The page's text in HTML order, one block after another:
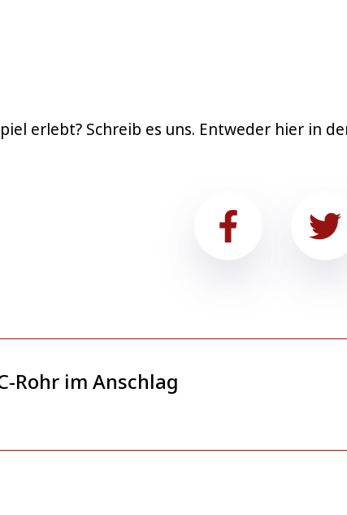
erlebt? Schreib es uns. Entweder hier in
Rohr im Anschlag